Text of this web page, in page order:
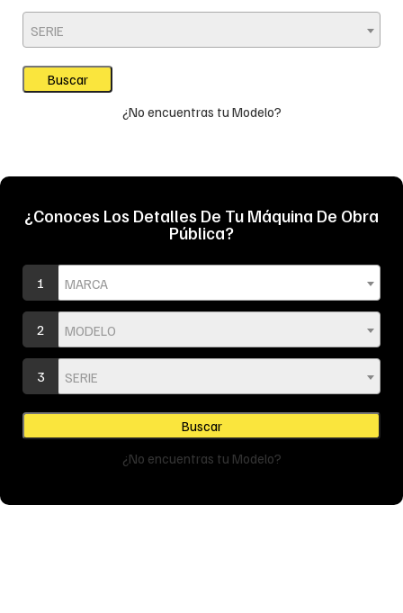
SERIE
¿No encuentras tu Modelo?
¿Conoces Los Detalles De Tu Máquina De Obra
Pública?
1 MARCA
2 MODELO
3 SERIE
¿No encuentras tu Modelo?